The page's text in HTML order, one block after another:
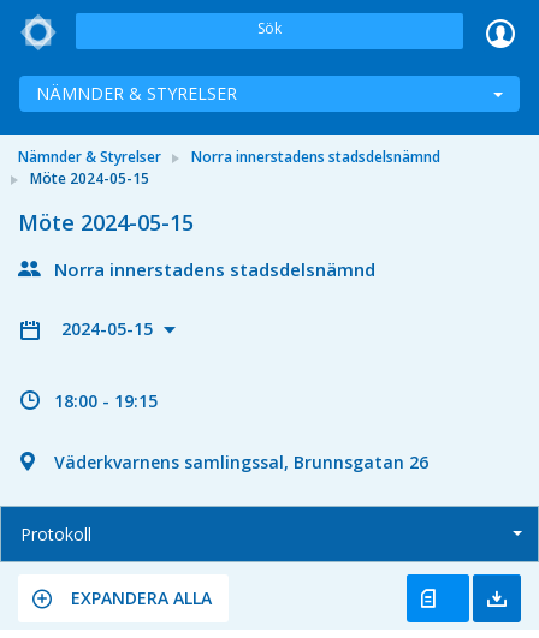
Sök
NÄMNDER & STYRELSER
Nämnder & Styrelser
Norra innerstadens stadsdelsnämnd
Möte 2024-05-15
Möte 2024-05-15
Norra innerstadens stadsdelsnämnd
2024-05-15
18:00 - 19:15
Väderkvarnens samlingssal, Brunnsgatan 26
Protokoll
EXPANDERA ALLA